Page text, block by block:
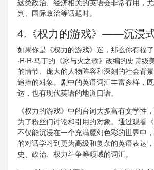
这类政治、经济相关的英语会非常有用，
判、国际政治等话题时。
4.《权力的游戏》——沉浸
如果你是《权力的游戏》迷，那么你有福
·R·R·马丁的《冰与火之歌》改编的史诗级
的情节、庞大的人物阵容和深刻的社会背
追捧的对象。剧中的英语词汇丰富多样，
达，也有现代英语的地道口语。
《权力的游戏》中的台词大多富有文学性
为了粉丝们讨论和引用的对象。通过观看
不仅能沉浸在一个充满魔幻色彩的世界中
的对话学习到更为高级和复杂的英语表达
史、政治、权力斗争等领域的词汇。